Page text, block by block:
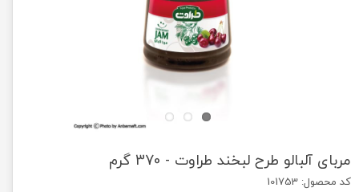
مربای آلبالو طرح لبخند طراوت - 370 گرم
کد محصول: 101753